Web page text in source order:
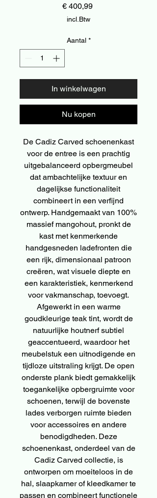
€ 400,99Prijs
incl.Btw
Aantal *
In winkelwagen
Nu kopen
De Cadiz Carved schoenenkast
voor de entree is een prachtig
uitgebalanceerd opbergmeubel
dat ambachtelijke textuur en
dagelijkse functionaliteit
combineert in een verfijnd
ontwerp. Handgemaakt van 100%
massief mangohout, pronkt de
kast met kenmerkende
handgesneden ladefronten die
een rijk, dimensionaal patroon
creëren, wat visuele diepte en
een karakteristiek, kenmerkend
voor vakmanschap, toevoegt.
Afgewerkt in een warme
goudkleurige teak tint, wordt de
natuurlijke houtnerf subtiel
geaccentueerd, waardoor het
meubelstuk een uitnodigende en
tijdloze uitstraling krijgt. De open
onderste plank biedt gemakkelijk
toegankelijke opbergruimte voor
schoenen, terwijl de bovenste
lades verborgen ruimte bieden
voor accessoires en andere
benodigdheden. Deze
schoenenkast, onderdeel van de
Cadiz Carved collectie, is
ontworpen om moeiteloos in de
hal, slaapkamer of kleedkamer te
passen en combineert functionele